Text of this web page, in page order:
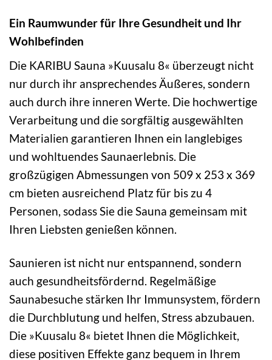
Ein Raumwunder für Ihre Gesundheit und Ihr
Wohlbefinden
Die KARIBU Sauna »Kuusalu 8« überzeugt nicht
nur durch ihr ansprechendes Äußeres, sondern
auch durch ihre inneren Werte. Die hochwertige
Verarbeitung und die sorgfältig ausgewählten
Materialien garantieren Ihnen ein langlebiges
und wohltuendes Saunaerlebnis. Die
großzügigen Abmessungen von 509 x 253 x 369
cm bieten ausreichend Platz für bis zu 4
Personen, sodass Sie die Sauna gemeinsam mit
Ihren Liebsten genießen können.
Saunieren ist nicht nur entspannend, sondern
auch gesundheitsfördernd. Regelmäßige
Saunabesuche stärken Ihr Immunsystem, fördern
die Durchblutung und helfen, Stress abzubauen.
Die »Kuusalu 8« bietet Ihnen die Möglichkeit,
diese positiven Effekte ganz bequem in Ihrem